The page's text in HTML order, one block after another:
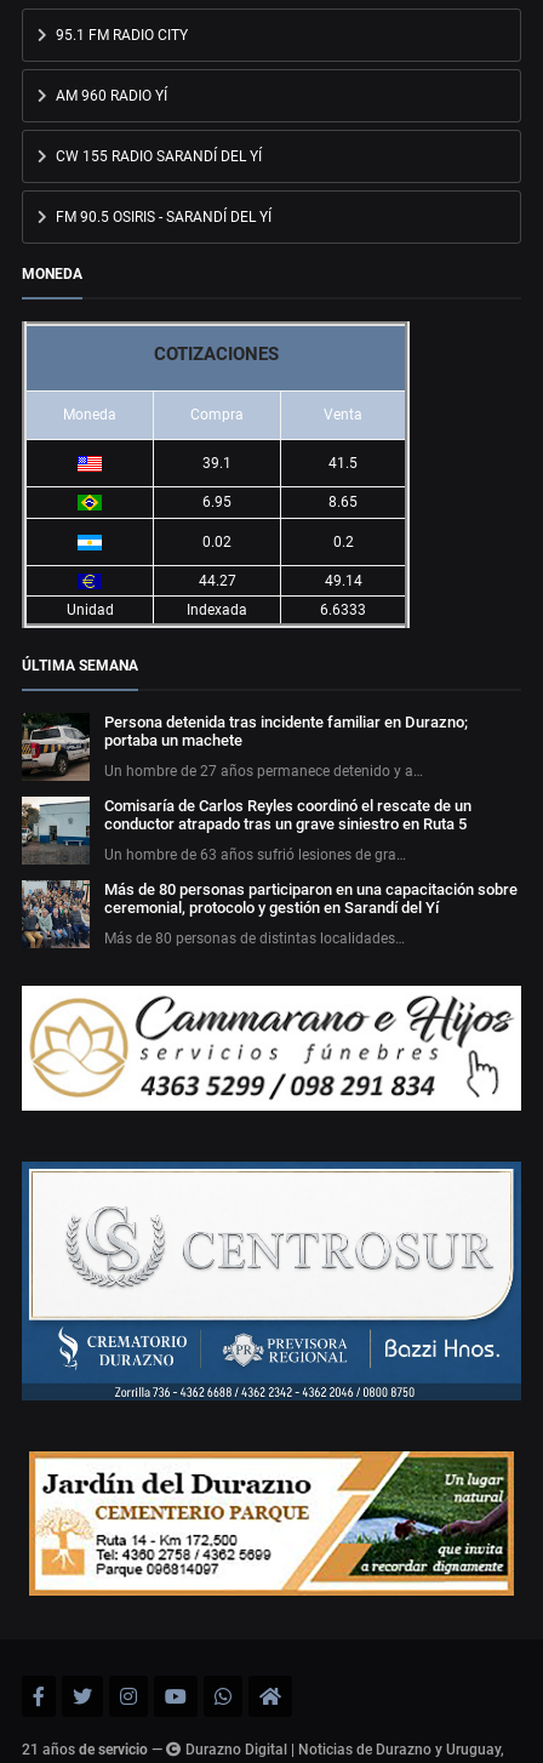
95.1 FM RADIO CITY
AM 960 RADIO YÍ
CW 155 RADIO SARANDÍ DEL YÍ
FM 90.5 OSIRIS - SARANDÍ DEL YÍ
MONEDA
COTIZACIONES
Moneda Compra Venta
39.1 41.5
6.95 8.65
0.02 0.2
44.27
49.14
Unidad
Indexada 6.6333
ÚLTIMA SEMANA
Persona detenida tras incidente familiar en Durazno;
portaba un machete
Un hombre de 27 años permanece detenido y a…
Comisaría de Carlos Reyles coordinó el rescate de un
conductor atrapado tras un grave siniestro en Ruta 5
Un hombre de 63 años sufrió lesiones de gra…
Más de 80 personas participaron en una capacitación sobre
ceremonial, protocolo y gestión en Sarandí del Yí
Más de 80 personas de distintas localidades…
21 años de servicio — Durazno Digital | Noticias de Durazno y Uruguay,